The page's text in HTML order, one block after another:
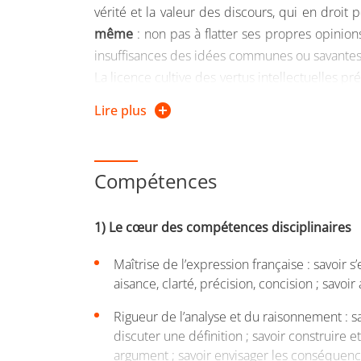
vérité et la valeur des discours, qui en droit
même : non pas à flatter ses propres
insuffisances des idées communes ou
La licence cultive des vertus intellectuelles
la culture générale, autonomie de la
générale qui peut être mise à profit dans
Le département de Philosophie de
La licence de philosophie est une
esprit d'analyse, son esprit de
leurs enjeux contemporains. Les
en 1ère année, de sciences de
disciplines ou de les rejoindre une fois
La 1re année de la licence philosophie
licence suivie, de l’option santé (10 ECTS)
médecine, de maïeutique, d’odontologie, de
Lire plus
Compétences
1) Le cœur des compétences disciplinaires
Maîtrise de l’expression française : savoir
aisance, clarté, précision, concision ;
Rigueur de l’analyse et du raisonnement :
discuter une définition ; savoir construire
argument ; savoir envisager les